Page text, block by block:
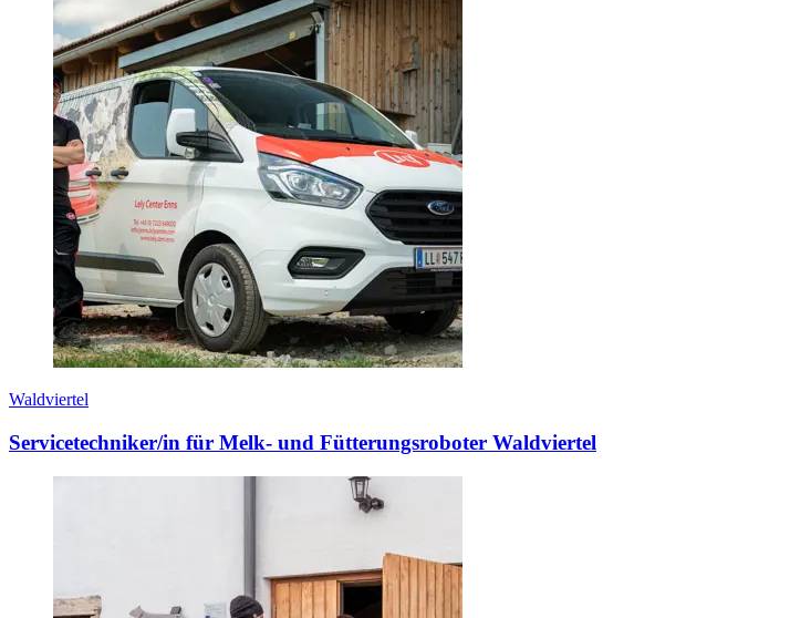
Waldviertel
Servicetechniker/in für Melk- und Fütterungsroboter Waldviertel